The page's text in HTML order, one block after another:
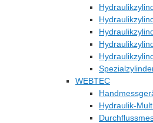
WEBTEC
Hydraulik-